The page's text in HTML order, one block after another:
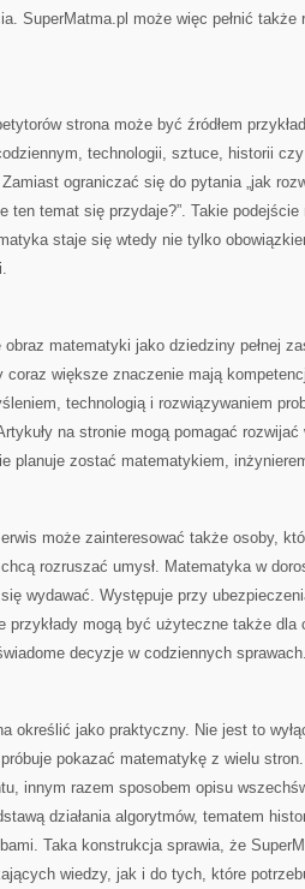
SuperMatma.pl może więc pełnić także
strona może być źródłem
technologii, sztuce, historii
ograniczać się do pytania „jak
ten temat się przydaje?”. Takie
staje się wtedy nie tylko
obraz matematyki jako dziedziny pełnej
coraz większe znaczenie mają
technologią i rozwiązywaniem
na stronie mogą pomagać rozwijać
planuje zostać matematykiem,
może zainteresować także osoby,
rozruszać umysł. Matematyka w
wydawać. Występuje przy
przykłady mogą być użyteczne także
decyzje w codziennych
określić jako praktyczny. Nie jest to
pokazać matematykę z wielu
innym razem sposobem opisu
działania algorytmów, tematem
Taka konstrukcja sprawia, że
wiedzy, jak i do tych, które